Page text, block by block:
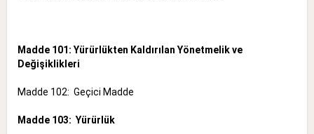
Madde 101: Yürürlükten Kaldırılan Yönetmelik ve
Değişiklikleri
Madde 102: Geçici Madde
Madde 103: Yürürlük